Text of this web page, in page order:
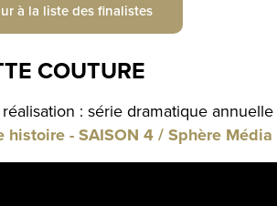
à la liste des finalistes
COUTURE
: série dramatique annuelle
histoire - SAISON 4 / Sphère Média